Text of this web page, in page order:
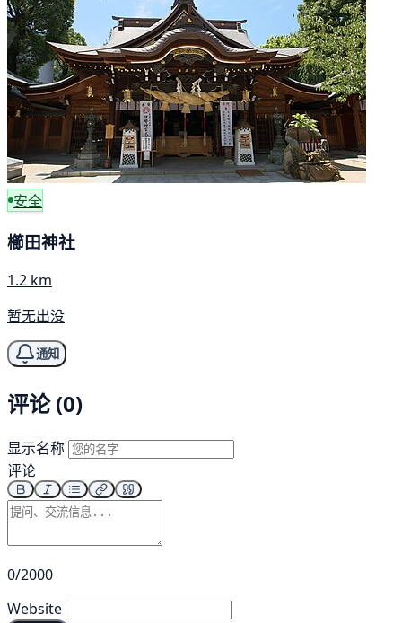
安全
櫛田神社
1.2 km
暂无出没
通知
评论 (0)
显示名称
评论
0/2000
Website